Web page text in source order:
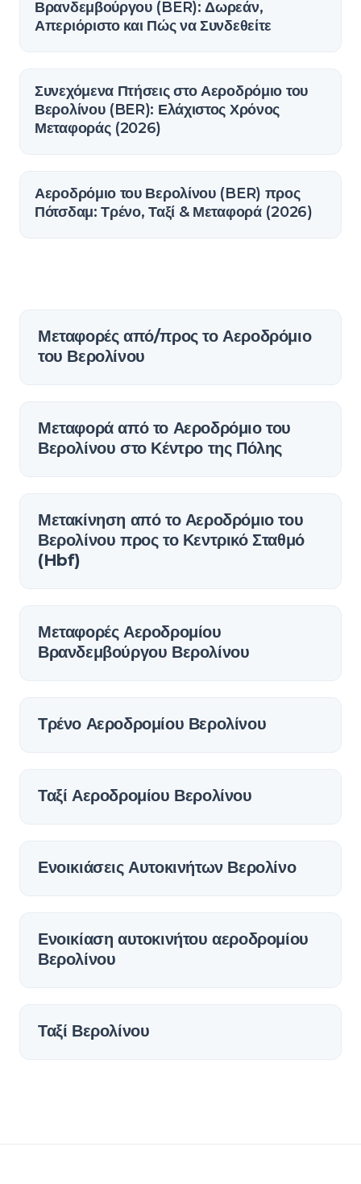
Βρανδεμβούργου (BER): Δωρεάν,
Απεριόριστο και Πώς να Συνδεθείτε
Συνεχόμενα Πτήσεις στο Αεροδρόμιο του
Βερολίνου (BER): Ελάχιστος Χρόνος
Μεταφοράς (2026)
Αεροδρόμιο του Βερολίνου (BER) προς
Πότσδαμ: Τρένο, Ταξί & Μεταφορά (2026)
Μεταφορές από/προς το Αεροδρόμιο
του Βερολίνου
Μεταφορά από το Αεροδρόμιο του
Βερολίνου στο Κέντρο της Πόλης
Μετακίνηση από το Αεροδρόμιο του
Βερολίνου προς το Κεντρικό Σταθμό
(Hbf)
Μεταφορές Αεροδρομίου
Βρανδεμβούργου Βερολίνου
Τρένο Αεροδρομίου Βερολίνου
Ταξί Αεροδρομίου Βερολίνου
Ενοικιάσεις Αυτοκινήτων Βερολίνο
Ενοικίαση αυτοκινήτου αεροδρομίου
Βερολίνου
Ταξί Βερολίνου